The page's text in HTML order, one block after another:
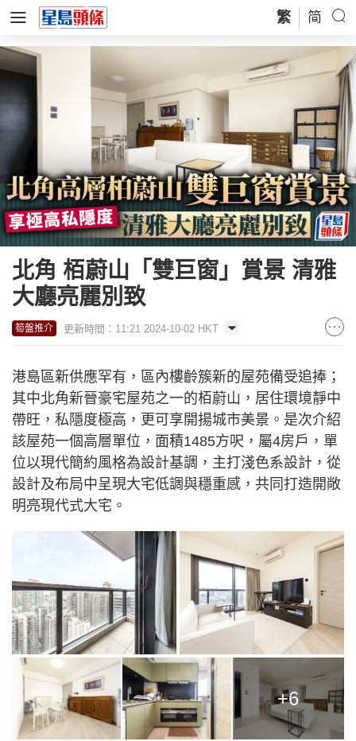
繁 简
北角 栢蔚山「雙巨窗」賞景 清雅
大廳亮麗別致
筍盤推介 更新時間：11:21 2024-10-02 HKT
港島區新供應罕有，區內樓齡簇新的屋苑備受追捧；
其中北角新晉豪宅屋苑之一的栢蔚山，居住環境靜中
帶旺，私隱度極高，更可享開揚城市美景。是次介紹
該屋苑一個高層單位，面積1485方呎，屬4房戶，單
位以現代簡約風格為設計基調，主打淺色系設計，從
設計及布局中呈現大宅低調與穩重感，共同打造開敞
明亮現代式大宅。
+6